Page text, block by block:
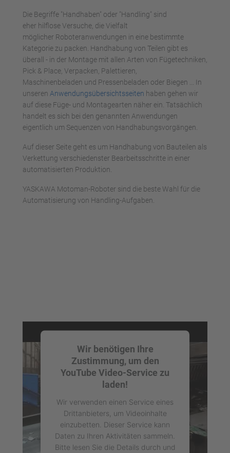
Die Begriffe "Handhaben" oder "Handling" sind
eher hilflose Versuche, die Vielfalt
möglicher Roboteranwendungen in eine bestimmte
Kategorie zu packen. Handhabung von Teilen gibt es
überall - in der Montage mit allen Arten von Fügetechniken,
Pick & Place, Verpacken, Palettieren,
Maschinenbeladen und Pressenbeladen oder Biegen ... In
unseren Anwendungsübersichtsseiten haben gehen wir
auf diese Füge- und Montagearten näher ein. Tatsächlich
handelt es sich bei den genannten Anwendungen
eigentlich um Sequenzen von Handhabungsvorgängen.
Auf dieser Seite geht es um Handhabung von Bauteilen als
Verkettung verschiedenster Bearbeitsschritte in einer
automatisierten Produktion.
YASKAWA Motoman-Roboter sind die beste Wahl für die
Automatisierung von Handling-Aufgaben.
Wir benötigen Ihre
Zustimmung, um den
YouTube Video-Service zu
laden!
Wir verwenden einen Service eines
Drittanbieters, um Videoinhalte
einzubetten. Dieser Service kann
Daten zu Ihren Aktivitäten sammeln.
Bitte lesen Sie die Details durch und